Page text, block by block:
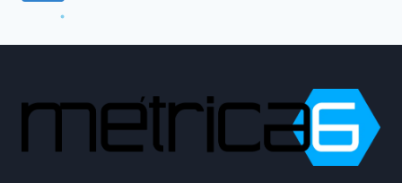
navigation